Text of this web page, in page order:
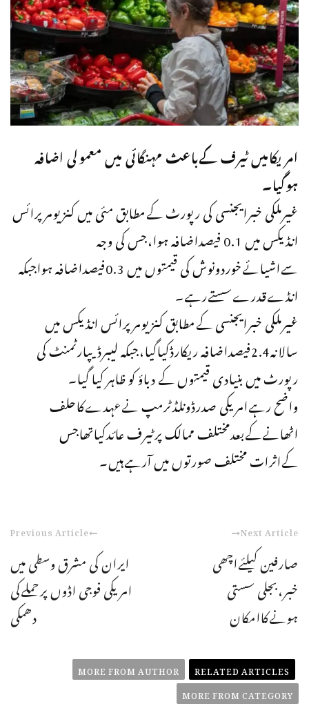
امریکامیں ٹیرف کےباعث مہنگائی میں معمولی اضافہ
ہوگیا۔
غیرملکی خبرایجنسی کی رپورٹ کےمطابق مئی میں کنزیومرپرائس
انڈیکس میں 0.1 فیصداضافہ ہوا،جس کی وجہ
سےاشیائےخوردونوش کی قیمتوں میں 0.3فیصداضافہ ہواجبکہ
انڈےقدرےسستےرہے۔
غیرملکی خبرایجنسی کےمطابق کنزیومرپرائس انڈیکس میں
سالانہ2.4فیصداضافہ ریکارڈکیاگیا،جبکہ لیبرڈیپارٹمنٹ کی
رپورٹ میں بنیادی قیمتوں کے دباؤ کو ظاہر کیا گیا۔
واضح رہےامریکی صدرڈونلڈٹرمپ نےعہدےکاحلف
اٹھانےکےبعدمختلف ممالک پرٹیرف عائدکیاتھاجس
کےاثرات مختلف صورتوں میں آرہےہیں۔
Previous Article
ایران کی مشرق وسطی میں
امریکی فوجی اڈوں پرحملےکی
دھمکی
Next Article
صارفین کیلئےاچھی
خبر،بجلی سستی
ہونےکاامکان
RELATED ARTICLES
MORE FROM AUTHOR
MORE FROM CATEGORY